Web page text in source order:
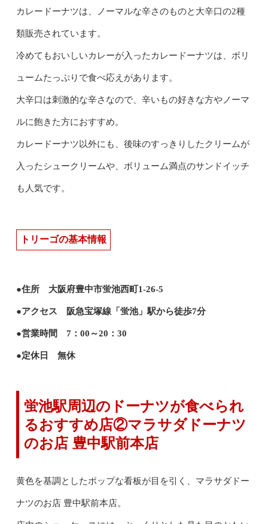
カレードーナツは、ノーマルな辛さのものと大辛口の2種
類販売されています。
冷めてもおいしいカレーが入ったカレードーナツは、ボリ
ュームたっぷりで食べ応えがあります。
大辛口は刺激的な辛さなので、辛いもの好きな方やノーマ
ルに飽きた方におすすめ。
カレードーナツ以外にも、後味のすっきりしたクリームが
入ったシュークリームや、ボリューム満点のサンドイッチ
も人気です。
トリーゴの基本情報
●住所 大阪府豊中市蛍池西町1-26-5
●アクセス 阪急宝塚線「蛍池」駅から徒歩7分
●営業時間 7：00～20：30
●定休日 無休
蛍池駅周辺のドーナツが食べられ
るおすすめ店②マラサダドーナツ
のお店 豊中駅前本店
黄色を基調としたポップな看板が目を引く、マラサダドー
ナツのお店 豊中駅前本店。